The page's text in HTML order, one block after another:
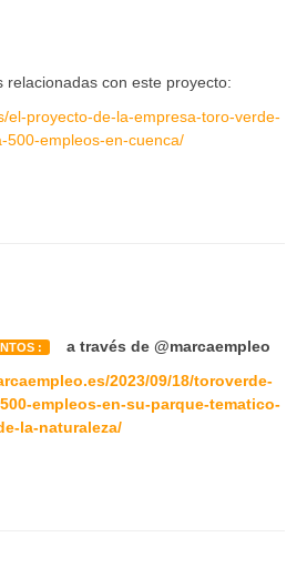
relacionadas con este proyecto:
el-proyecto-de-la-empresa-toro-verde-
500-empleos-en-cuenca/
: a través de @marcaempleo
2023/09/18/toroverde-
empleos-en-su-parque-tematico-
la-naturaleza/